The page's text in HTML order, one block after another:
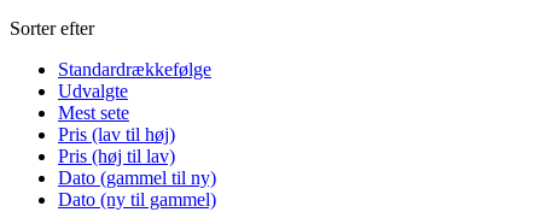
Sorter efter
Standardrækkefølge
Udvalgte
Mest sete
Pris (lav til høj)
Pris (høj til lav)
Dato (gammel til ny)
Dato (ny til gammel)